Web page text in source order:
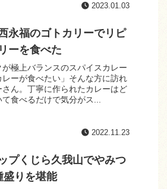
2023.01.03
永福のゴトカリーでリピ
ーを食べた
が極上バランスのスパイスカレー
ーが食べたい」そんな方に訪れ
ん。丁寧に作られたカレーはど
食べるだけで気分がス...
2022.11.23
プくじら久我山でやみつ
盛りを堪能